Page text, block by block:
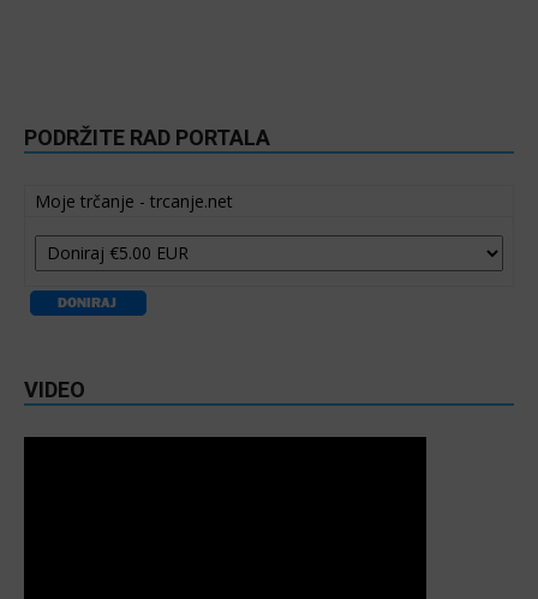
PODRŽITE RAD PORTALA
Moje trčanje - trcanje.net
VIDEO